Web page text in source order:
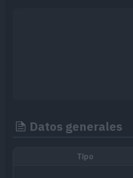
Datos generales
Tipo